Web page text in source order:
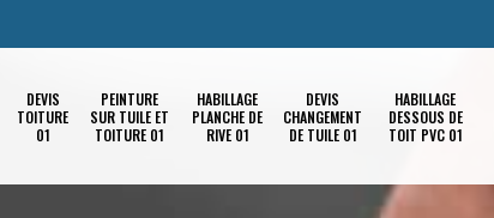
DEVIS
TOITURE
01
PEINTURE
SUR TUILE ET
TOITURE 01
HABILLAGE
PLANCHE DE
RIVE 01
DEVIS
CHANGEMENT
DE TUILE 01
HABILLAGE
DESSOUS DE
TOIT PVC 01